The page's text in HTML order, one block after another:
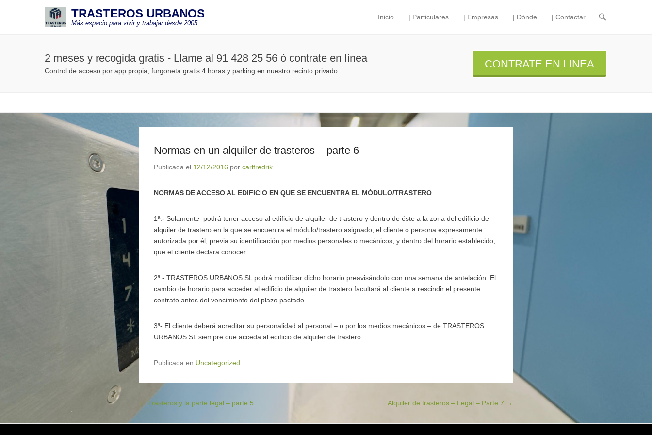
TRASTEROS URBANOS
Más espacio para vivir y trabajar desde 2005
Menú principal
Saltar al contenido
| Inicio | Particulares | Empresas | Dónde | Contactar
2 meses y recogida gratis - Llame al 91 428 25 56 ó contrate en línea
Control de acceso por app propia, furgoneta gratis 4 horas y parking en nuestro recinto privado
CONTRATE EN LINEA
Normas en un alquiler de trasteros – parte 6
Publicada el 12/12/2016 por carlfredrik
NORMAS DE ACCESO AL EDIFICIO EN QUE SE ENCUENTRA EL MÓDULO/TRASTERO
1ª.- Solamente podrá tener acceso al edificio de alquiler de trastero y dentro de éste a la zona del edificio de
alquiler de trastero en la que se encuentra el módulo/trastero asignado, el cliente o persona expresamente
autorizada por él, previa su identificación por medios personales o mecánicos, y dentro del horario establecido,
que el cliente declara conocer.
2ª.- TRASTEROS URBANOS SL podrá modificar dicho horario preavisándolo con una semana de antelación. El
cambio de horario para acceder al edificio de alquiler de trastero facultará al cliente a rescindir el presente
contrato antes del vencimiento del plazo pactado.
3ª- El cliente deberá acreditar su personalidad al personal – o por los medios mecánicos – de TRASTEROS
URBANOS SL siempre que acceda al edificio de alquiler de trastero.
Publicada en Uncategorized
Navegación de entradas
←Trasteros y la parte legal – parte 5 Alquiler de trasteros – Legal – Parte 7 →